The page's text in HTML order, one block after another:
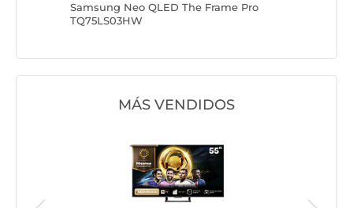
Samsung Neo QLED The Frame Pro
TQ75LS03HW
MÁS VENDIDOS